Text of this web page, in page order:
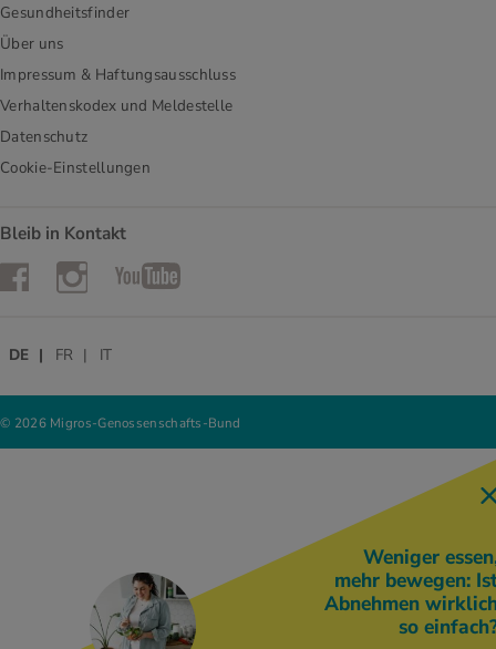
Gesundheitsfinder
Über uns
Impressum & Haftungsausschluss
Verhaltenskodex und Meldestelle
Datenschutz
Cookie-Einstellungen
Bleib in Kontakt
FacebookInstagramYouTube
© 2026 Migros-Genossenschafts-Bund
DE FR IT
Weniger
mehr bewegen:
Abnehmen
so